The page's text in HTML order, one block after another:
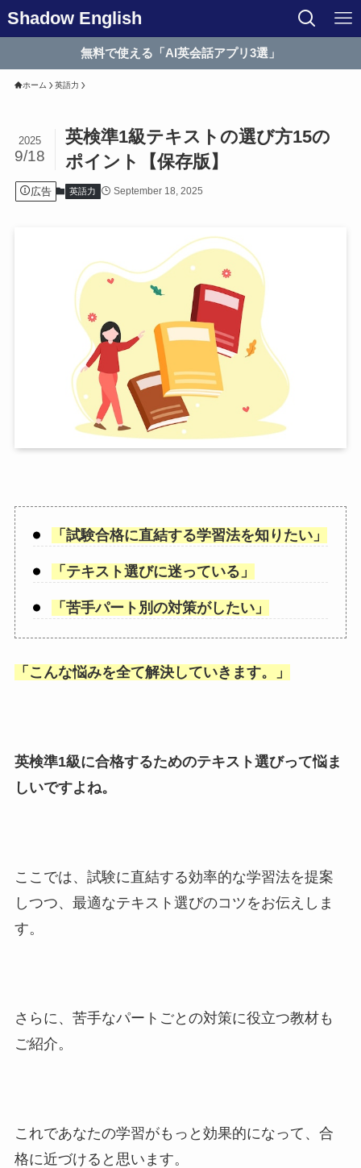
Shadow English
無料で使える「AI英会話アプリ3選」
ホーム 英語力
英検準1級テキストの選び方15の
ポイント【保存版】
2025
9/18
広告 英語力 September 18, 2025
「 試験合格に直結する学習法を知りたい」
「 テキスト選びに迷っている 」
「 苦手パート別の対策がしたい」
「 こんな悩みを全て解決していきます。 」
英検準1級に合格するためのテキスト選びって悩ま
しいですよね。
ここでは、試験に直結する効率的な学習法を提案
しつつ、最適なテキスト選びのコツをお伝えしま
す。
さらに、苦手なパートごとの対策に役立つ教材も
ご紹介。
これであなたの学習がもっと効果的になって、合
格に近づけると思います。